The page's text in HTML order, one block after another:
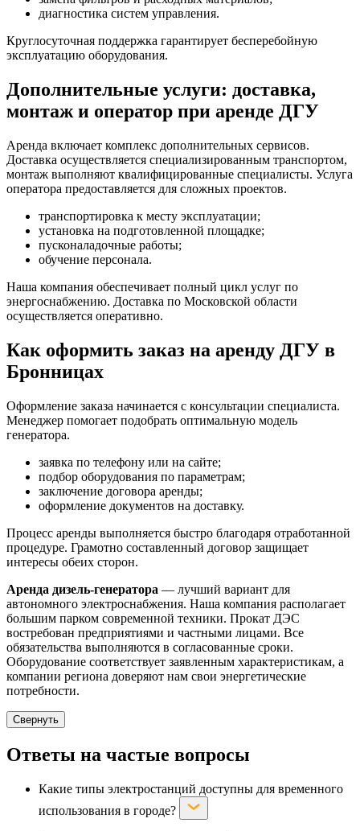
диагностика систем управления.
Круглосуточная поддержка гарантирует бесперебойную
эксплуатацию оборудования.
Дополнительные услуги: доставка,
монтаж и оператор при аренде ДГУ
Аренда включает комплекс дополнительных сервисов.
Доставка осуществляется специализированным транспортом,
монтаж выполняют квалифицированные специалисты. Услуга
оператора предоставляется для сложных проектов.
транспортировка к месту эксплуатации;
установка на подготовленной площадке;
пусконаладочные работы;
обучение персонала.
Наша компания обеспечивает полный цикл услуг по
энергоснабжению. Доставка по Московской области
осуществляется оперативно.
Как оформить заказ на аренду ДГУ в
Бронницах
Оформление заказа начинается с консультации специалиста.
Менеджер помогает подобрать оптимальную модель
генератора.
заявка по телефону или на сайте;
подбор оборудования по параметрам;
заключение договора аренды;
оформление документов на доставку.
Процесс аренды выполняется быстро благодаря отработанной
процедуре. Грамотно составленный договор защищает
интересы обеих сторон.
Аренда дизель-генератора — лучший вариант для
автономного электроснабжения. Наша компания располагает
большим парком современной техники. Прокат ДЭС
востребован предприятиями и частными лицами. Все
обязательства выполняются в согласованные сроки.
Оборудование соответствует заявленным характеристикам, а
компании региона доверяют нам свои энергетические
потребности.
Свернуть
Ответы на частые вопросы
Какие типы электростанций доступны для временного
использования в городе?